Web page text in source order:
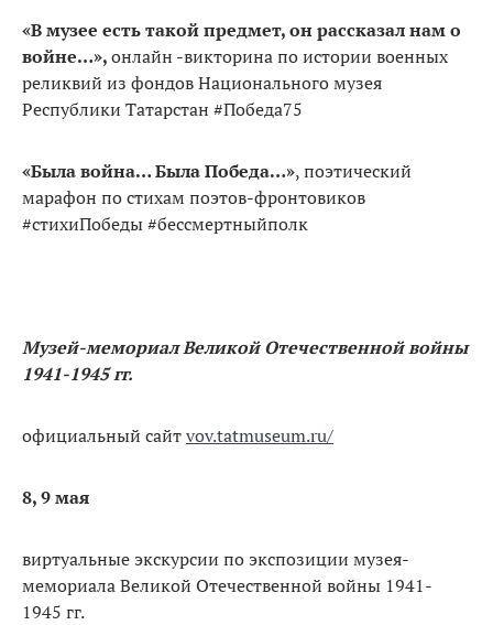
«В музее есть такой предмет, он рассказал нам о
войне…»,онлайн -викторина по истории военных
реликвий из фондов Национального музея
Республики Татарстан #Победа75
«Была война… Была Победа…», поэтический
марафон по стихам поэтов-фронтовиков
#стихиПобеды #бессмертныйполк
Музей-мемориал Великой Отечественной войны
1941-1945 гг.
официальный сайтvov.tatmuseum.ru/
8, 9 мая
виртуальные экскурсии по экспозиции музея-
мемориала Великой Отечественной войны 1941-
1945 гг.